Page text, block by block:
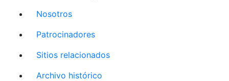
Nosotros
Patrocinadores
Sitios relacionados
Archivo histórico